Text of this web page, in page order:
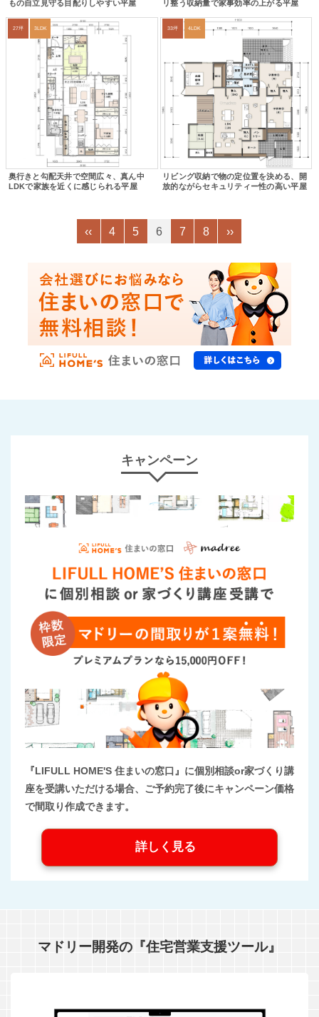
もの自立見守る目配りしやすい平屋
リ整う収納量で家事効率の上がる平屋
27坪 3LDK
奥行きと勾配天井で空間広々、真ん中
LDKで家族を近くに感じられる平屋
33坪 4LDK
リビング収納で物の定位置を決める、開
放的ながらセキュリティー性の高い平屋
‹‹ 4 5 6 7 8 ››
キャンペーン
『LIFULL HOME'S 住まいの窓口』に個別相談or家づくり講
座を受講いただける場合、ご予約完了後にキャンペーン価格
で間取り作成できます。
詳しく見る
マドリー開発の『住宅営業支援ツール』